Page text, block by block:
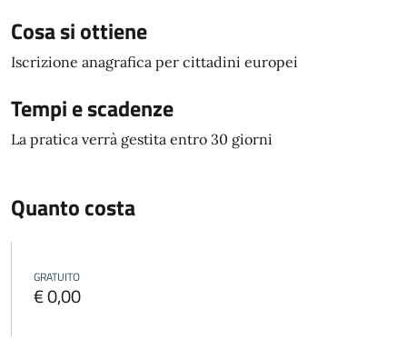
Cosa si ottiene
Iscrizione anagrafica per cittadini europei
Tempi e scadenze
La pratica verrà gestita entro 30 giorni
Quanto costa
GRATUITO
€ 0,00